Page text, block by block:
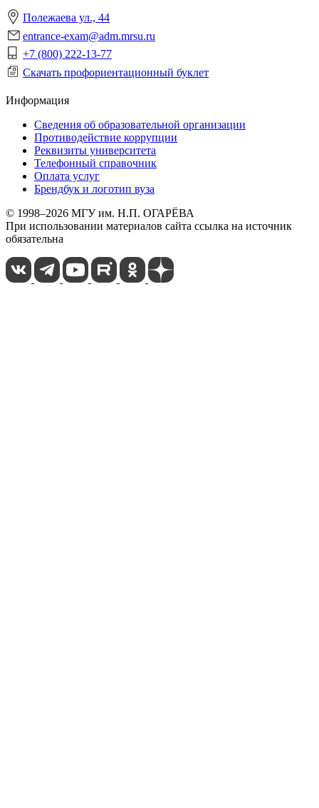
Полежаева ул., 44
entrance-exam@adm.mrsu.ru
+7 (800) 222-13-77
Скачать профориентационный буклет
Информация
Сведения об образовательной организации
Противодействие коррупции
Реквизиты университета
Телефонный справочник
Оплата услуг
Брендбук и логотип вуза
© 1998–2026 МГУ им. Н.П. ОГАРЁВА
При использовании материалов сайта ссылка на источник
обязательна